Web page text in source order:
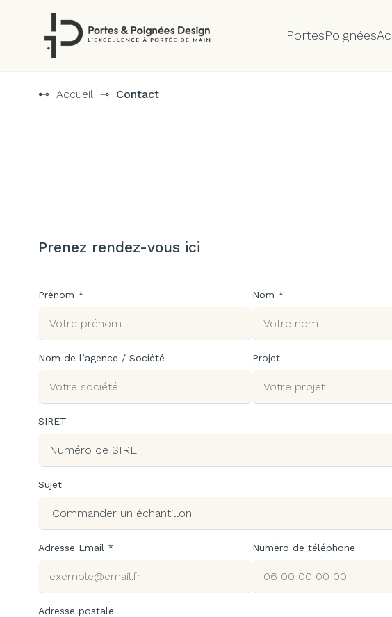
PortesPoignées
⊷ Accueil ⊸ Contact
Prenez rendez-vous ici
Prénom * Nom *
Nom de l’agence / Société Projet
SIRET
Sujet
Adresse Email * Numéro de téléphone
Adresse postale